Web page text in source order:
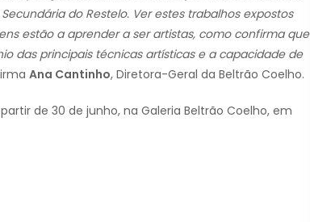
do Restelo. Ver estes trabalhos expostos
estão a aprender a ser artistas, como confirma que
das principais técnicas artísticas e a capacidade de
Ana Cantinho, Diretora-Geral da Beltrão Coelho.
de 30 de junho, na Galeria Beltrão Coelho, em